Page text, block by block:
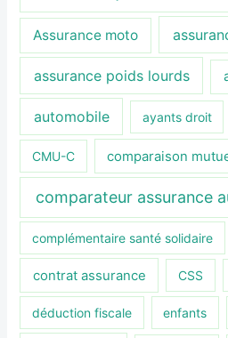
Assurance moto
assurance poids lourds
automobile ayants droit
CMU-C comparaison
comparateur assurance
complémentaire santé solidaire
contrat assurance CSS
déduction fiscale enfants